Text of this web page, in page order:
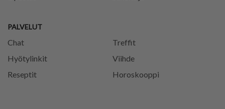
PALVELUT
Chat
Treffit
Hyötylinkit
Viihde
Reseptit
Horoskooppi